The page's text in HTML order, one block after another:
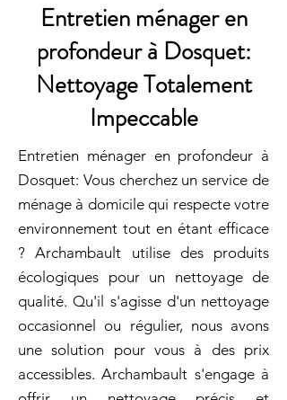
Entretien ménager en
profondeur à Dosquet:
Nettoyage Totalement
Impeccable
Entretien ménager en profondeur à
Dosquet: Vous cherchez un service de
ménage à domicile qui respecte votre
environnement tout en étant efficace
? Archambault utilise des produits
écologiques pour un nettoyage de
qualité. Qu'il s'agisse d'un nettoyage
occasionnel ou régulier, nous avons
une solution pour vous à des prix
accessibles. Archambault s'engage à